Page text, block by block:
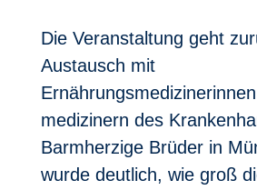
Die Veranstaltung geht
Austausch mit
medizinern des
Barmherzige Brüder in
wurde deutlich, wie groß